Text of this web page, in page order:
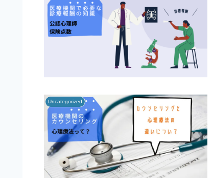
Uncategorized